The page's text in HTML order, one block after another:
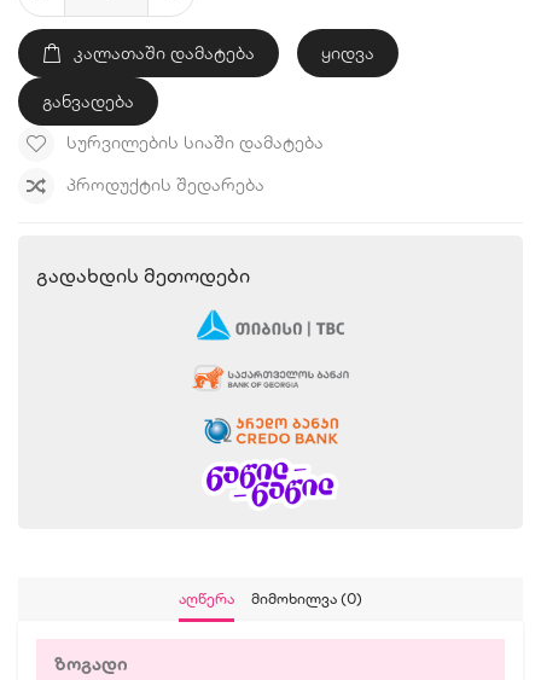
ᲙᲐᲚᲐᲗᲐᲨᲘ ᲓᲐᲛᲐᲢᲔᲑᲐ ყიდვა
განვადება
ᲡᲣᲠᲕᲘᲚᲔᲑᲘᲡ ᲡᲘᲐᲨᲘ ᲓᲐᲛᲐᲢᲔᲑᲐ
ᲞᲠᲝᲓᲣᲥᲢᲘᲡ ᲨᲔᲓᲐᲠᲔᲑᲐ
Გადახდის Მეთოდები
Აღწერა Მიმოხილვა (0)
ზოგადი